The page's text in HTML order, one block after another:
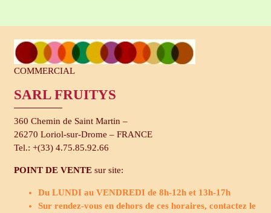
COMMERCIAL
SARL FRUITYS
360 Chemin de Saint Martin –
26270 Loriol-sur-Drome – FRANCE
Tel.: +(33) 4.75.85.92.66
POINT DE VENTE sur site:
Du LUNDI au VENDREDI de 8h-12h et 13h-17h
Sur rendez-vous en dehors de ces horaires, contactez le